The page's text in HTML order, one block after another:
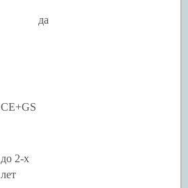
да
CE+GS
до 2-х
лет